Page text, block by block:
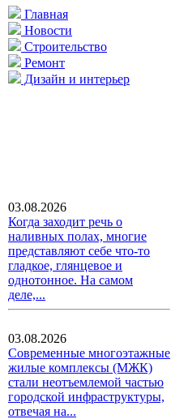
Главная
Новости
Строительство
Ремонт
Дизайн и интерьер
03.08.2026
Когда заходит речь о
наливных полах, многие
представляют себе что-то
гладкое, глянцевое и
однотонное. На самом
деле,...
03.08.2026
Современные многоэтажные
жилые комплексы (МЖК)
стали неотъемлемой частью
городской инфраструктуры,
отвечая на...